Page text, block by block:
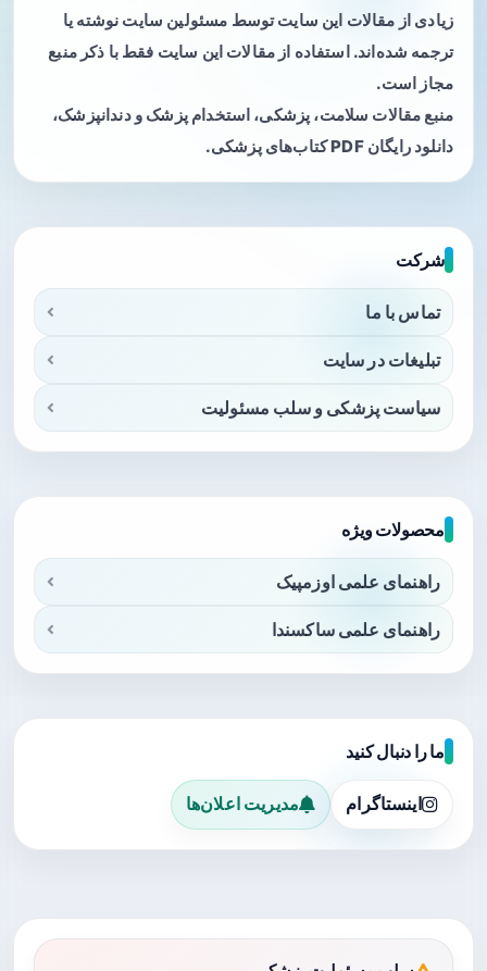
زیادی از مقالات این سایت توسط مسئولین سایت نوشته یا
ترجمه شده‌اند. استفاده از مقالات این سایت فقط با ذکر منبع
مجاز است.
منبع مقالات سلامت، پزشکی، استخدام پزشک و دندانپزشک،
دانلود رایگان PDF کتاب‌های پزشکی.
شرکت
تماس با ما
تبلیغات در سایت
سیاست پزشکی و سلب مسئولیت
محصولات ویژه
راهنمای علمی اوزمپیک
راهنمای علمی ساکسندا
ما را دنبال کنید
اینستاگرام مدیریت اعلان‌ها